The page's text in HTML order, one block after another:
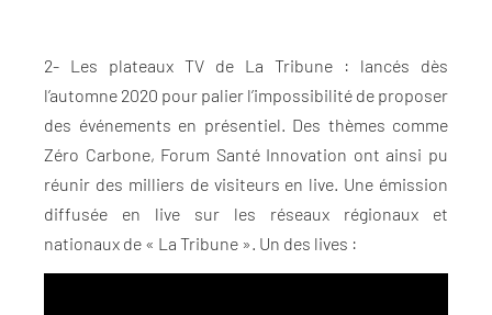
2- Les plateaux TV de La Tribune : lancés dès
l’automne 2020 pour palier l’impossibilité de proposer
des événements en présentiel. Des thèmes comme
Zéro Carbone, Forum Santé Innovation ont ainsi pu
réunir des milliers de visiteurs en live. Une émission
diffusée en live sur les réseaux régionaux et
nationaux de « La Tribune ». Un des lives :